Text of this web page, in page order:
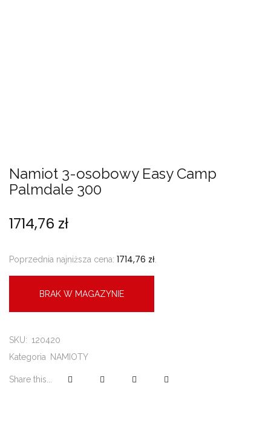
Namiot 3-osobowy Easy Camp
Palmdale 300
1714,76 zł
Poprzednia najniższa cena: 1714,76 zł
BRAK W MAGAZYNIE
SKU: 120420
Kategoria
NAMIOTY
Share this...